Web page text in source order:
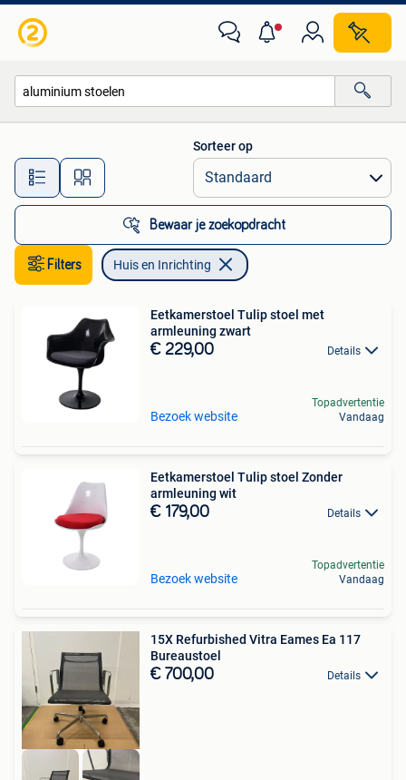
Alle afstanden…
Sorteer op
Bewaar je zoekopdracht
Filters Huis en Inrichting
Eetkamerstoel Tulip stoel met
armleuning zwart
€ 229,00 Details
Bezoek website
Topadvertentie
Vandaag
Eetkamerstoel Tulip stoel Zonder
armleuning wit
€ 179,00 Details
Bezoek website
Topadvertentie
Vandaag
15X Refurbished Vitra Eames Ea 117
Bureaustoel
€ 700,00 Details